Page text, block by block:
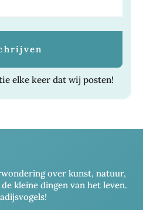
elke keer dat wij posten!
over kunst, natuur,
kleine dingen van het leven.